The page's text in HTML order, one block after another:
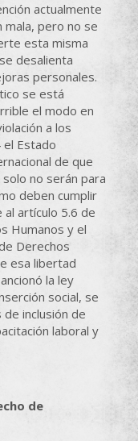
actualmente
mala, pero no se
esta misma
desalienta
personales.
se está
el modo en
a los
Estado
de que
no serán para
deben cumplir
artículo 5.6 de
Humanos y el
Derechos
esa libertad
la ley
social, se
inclusión de
laboral y
de